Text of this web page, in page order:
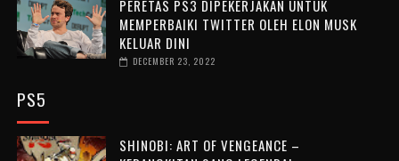
PERETAS PS3 DIPEKERJAKAN UNTUK
MEMPERBAIKI TWITTER OLEH ELON MUSK
KELUAR DINI
DECEMBER 23, 2022
PS5
SHINOBI: ART OF VENGEANCE –